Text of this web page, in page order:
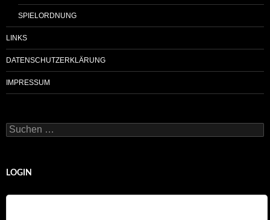
SPIELORDNUNG
LINKS
DATENSCHUTZERKLÄRUNG
IMPRESSUM
Suchen
nach:
LOGIN